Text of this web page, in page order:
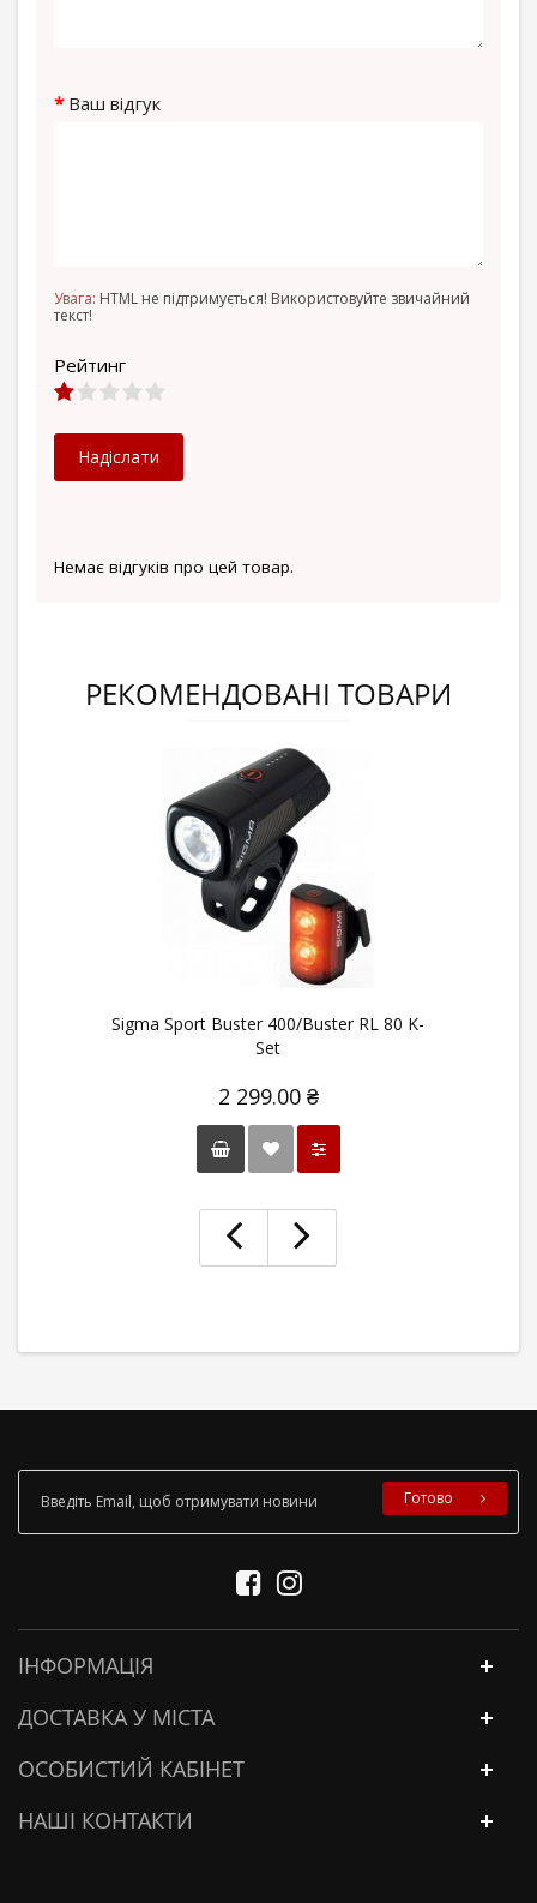
Немає відгуків про цей товар.
Ваш відгук
Увага: HTML не підтримується! Використовуйте звичайний
текст!
Рейтинг
Надіслати
РЕКОМЕНДОВАНІ ТОВАРИ
Sigma Sport Buster 400/Buster RL 80 K-
Set
2 299.00 ₴
Готово
ІНФОРМАЦІЯ
ДОСТАВКА У МІСТА
ОСОБИСТИЙ КАБІНЕТ
НАШІ КОНТАКТИ